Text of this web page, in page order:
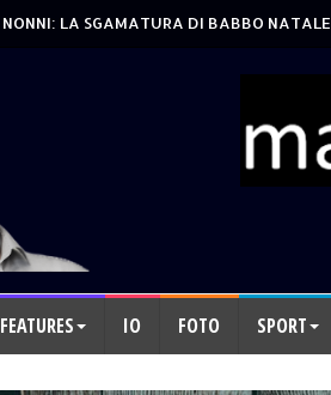
NONNI: LA SGAMATURA DI BABBO NATALE
FEATURES IO FOTO SPORT